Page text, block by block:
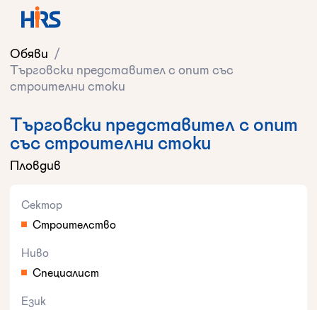
Обяви /
Търговски представител с опит със
строителни стоки
Търговски представител с опит
със строителни стоки
Пловдив
Сектор
Строителство
Ниво
Специалист
Език